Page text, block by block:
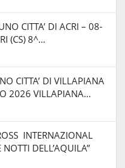
CITTA’ DI ACRI – 08-
(CS) 8^…
CITTA’ DI VILLAPIANA
2026 VILLAPIANA…
INTERNAZIONAL
DELL’AQUILA”